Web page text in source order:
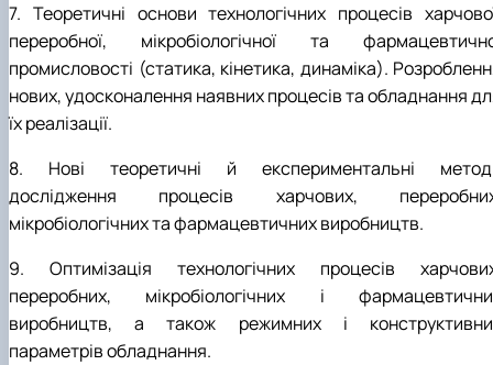
7. Теоретичні основи технологічних процесів
переробної, мікробіологічної та
промисловості (статика, кінетика, динаміка).
нових, удосконалення наявних процесів та обладнання
їх реалізації.
8. Нові теоретичні й експериментальні
дослідження процесів харчових,
мікробіологічних та фармацевтичних виробництв.
9. Оптимізація технологічних процесів
переробних, мікробіологічних і
виробництв, а також режимних і
параметрів обладнання.